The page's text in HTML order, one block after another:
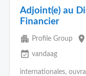
Adjoint(e) au
Financier
apartment Profile Group place
event_available vandaag
internationales,